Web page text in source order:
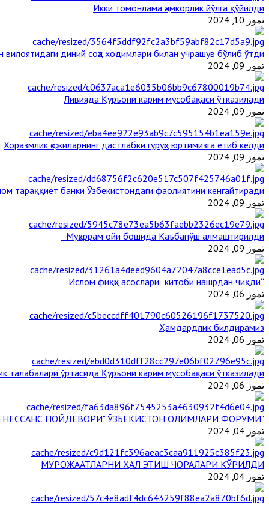
Икки томонлама ҳамкорлик йўлга қўйилди
تموز 10, 2024
вилоятидаги диний соҳа ходимлари билан учрашув бўлиб ўтди
تموز 09, 2024
Ливияда Қуръони карим мусобақаси ўтказилади
تموز 09, 2024
Хоразмлик ҳожиларнинг дастлабки гуруҳи юртимизга етиб келди
تموز 09, 2024
тараққиёт банки Ўзбекистондаги фаолиятини кенгайтиради
تموز 09, 2024
Муҳаррам ойи бошида Каъбапўш алмаштирилди
تموز 09, 2024
“Ислом фиқҳи асослари” китоби нашрдан чиқди
تموز 06, 2024
Ҳамдардлик билдирамиз
تموز 06, 2024
талабалари ўртасида Қуръони карим мусобақаси ўтказилади
تموز 06, 2024
"БУЮК АЖДОДЛАР МЕРОСИ – III РЕНЕССАНС ПОЙДЕВОРИ" ЎЗБЕКИСТОН ОЛИМЛАРИ ФОРУМИ
تموز 04, 2024
МУРОЖААТЛАРНИ ҲАЛ ЭТИШ ЧОРАЛАРИ КЎРИЛДИ
تموز 04, 2024